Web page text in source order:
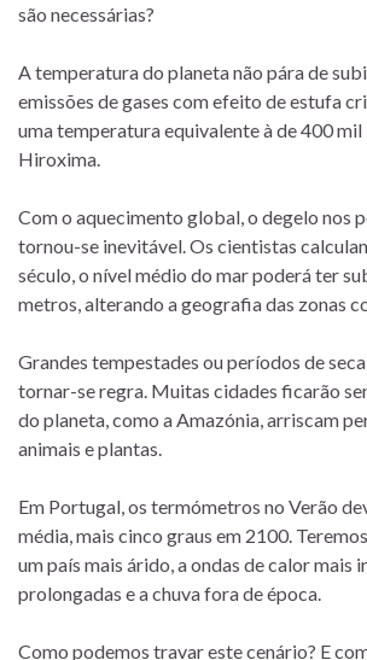
são necessárias?
A temperatura do planeta não pára de
emissões de gases com efeito de estufa
uma temperatura equivalente à de 400
Hiroxima.
Com o aquecimento global, o degelo nos
tornou-se inevitável. Os cientistas
século, o nível médio do mar poderá ter
metros, alterando a geografia das zonas
Grandes tempestades ou períodos de
tornar-se regra. Muitas cidades ficarão
do planeta, como a Amazónia, arriscam
animais e plantas.
Em Portugal, os termómetros no Verão
média, mais cinco graus em 2100.
um país mais árido, a ondas de calor mais
prolongadas e a chuva fora de época.
Como podemos travar este cenário? E